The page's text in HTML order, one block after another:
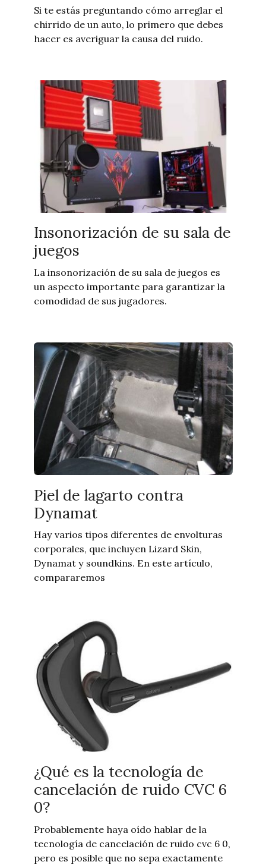
Si te estás preguntando cómo arreglar el
chirrido de un auto, lo primero que debes
hacer es averiguar la causa del ruido.
Insonorización de su sala de
juegos
La insonorización de su sala de juegos es
un aspecto importante para garantizar la
comodidad de sus jugadores.
Piel de lagarto contra
Dynamat
Hay varios tipos diferentes de envolturas
corporales, que incluyen Lizard Skin,
Dynamat y soundkins. En este artículo,
compararemos
¿Qué es la tecnología de
cancelación de ruido CVC 6
0?
Probablemente haya oído hablar de la
tecnología de cancelación de ruido cvc 6 0,
pero es posible que no sepa exactamente